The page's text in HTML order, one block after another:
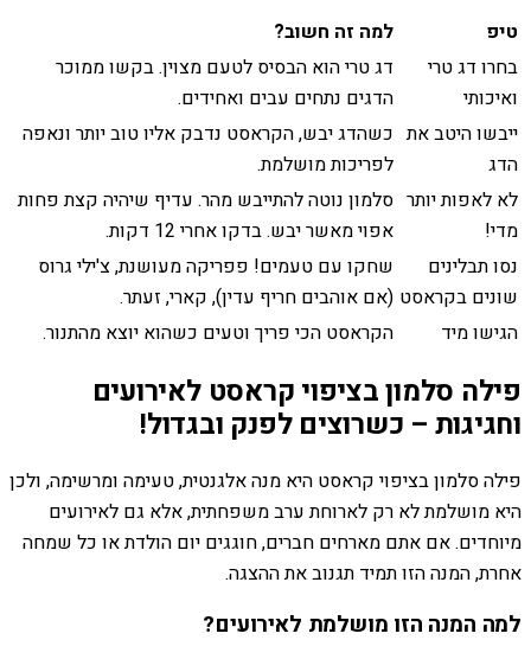
טיפ
למה זה חשוב?
בחרו דג טרי
ואיכותי
דג טרי הוא הבסיס לטעם מצוין. בקשו ממוכר
הדגים נתחים עבים ואחידים.
ייבשו היטב את
הדג
כשהדג יבש, הקראסט נדבק אליו טוב יותר ונאפה
לפריכות מושלמת.
לא לאפות יותר
מדי!
סלמון נוטה להתייבש מהר. עדיף שיהיה קצת פחות
אפוי מאשר יבש. בדקו אחרי 12 דקות.
נסו תבלינים
שונים בקראסט
שחקו עם טעמים! פפריקה מעושנת, צ'ילי גרוס
(אם אוהבים חריף עדין), קארי, זעתר.
הגישו מיד
הקראסט הכי פריך וטעים כשהוא יוצא מהתנור.
פילה סלמון בציפוי קראסט לאירועים
וחגיגות – כשרוצים לפנק ובגדול!
פילה סלמון בציפוי קראסט היא מנה אלגנטית, טעימה ומרשימה, ולכן
היא מושלמת לא רק לארוחת ערב משפחתית, אלא גם לאירועים
מיוחדים. אם אתם מארחים חברים, חוגגים יום הולדת או כל שמחה
אחרת, המנה הזו תמיד תגנוב את ההצגה.
למה המנה הזו מושלמת לאירועים?